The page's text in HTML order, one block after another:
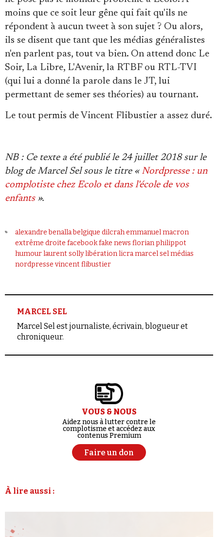
moins que ce soit leur gêne qui fait qu'ils ne
répondent à aucun tweet à son sujet ? Ou alors,
ils se disent que tant que les médias généralistes
n'en parlent pas, tout va bien. On attend donc Le
Soir, La Libre, L'Avenir, la RTBF ou RTL-TVI
(qui lui a donné la parole dans le JT, lui
permettant de semer ses théories) au tournant.
Le tout permis de Vincent Flibustier a assez duré.
NB : Ce texte a été publié le 24 juillet 2018 sur le
blog de Marcel Sel sous le titre « Nordpresse : un
complotiste chez Ecolo et dans l'école de vos
enfants».
alexandre benallabelgique dilcrahemmanuel macron
extrême droite facebookfake news florian philippot
humourlaurent sollylibérationlicramarcel selmédias
nordpresse vincent flibustier
MARCEL SEL
Marcel Sel est journaliste, écrivain, blogueur et
chroniqueur.
VOUS & NOUS
Aidez nous à lutter contre le
complotisme et accédez aux
contenus Premium
Faire un don
À lire aussi :